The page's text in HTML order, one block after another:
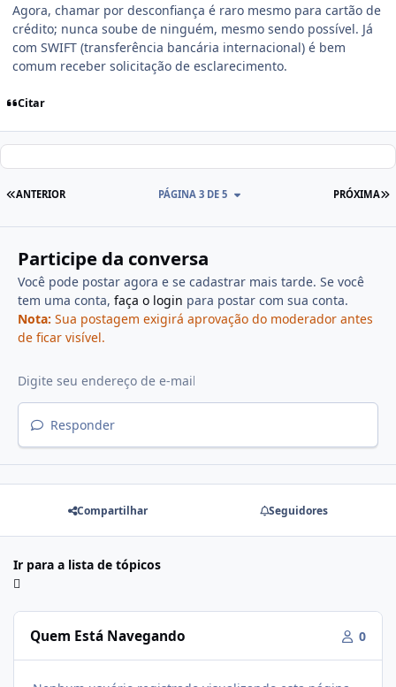
Agora, chamar por desconfiança é raro mesmo para cartão de
crédito; nunca soube de ninguém, mesmo sendo possível. Já
com SWIFT (transferência bancária internacional) é bem
comum receber solicitação de esclarecimento.
Citar
ANTERIOR PRÓXIMA
PÁGINA 3 DE 5
Participe da conversa
Você pode postar agora e se cadastrar mais tarde. Se você
tem uma conta, faça o login para postar com sua conta.
Nota: Sua postagem exigirá aprovação do moderador antes
de ficar visível.
Responder
Compartilhar Seguidores
Ir para a lista de tópicos
Quem Está Navegando 0